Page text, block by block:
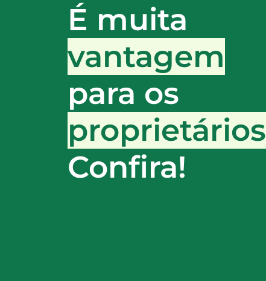
É muita
vantagem
para os
proprietários
Confira!